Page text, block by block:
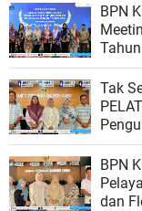
BPN
Tak
dan
BPN
dan